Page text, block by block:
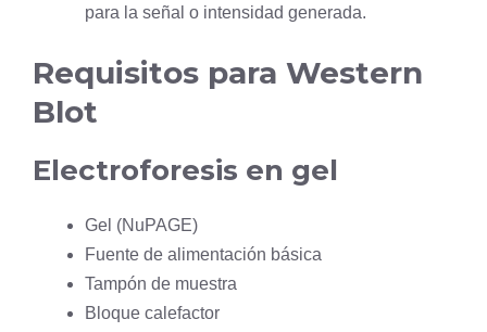
para la señal o intensidad generada.
Requisitos para Western
Blot
Electroforesis en gel
Gel (NuPAGE)
Fuente de alimentación básica
Tampón de muestra
Bloque calefactor